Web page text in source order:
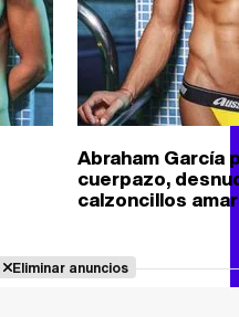
Abraham García
cuerpazo,
calzoncillos
Eliminar anuncios